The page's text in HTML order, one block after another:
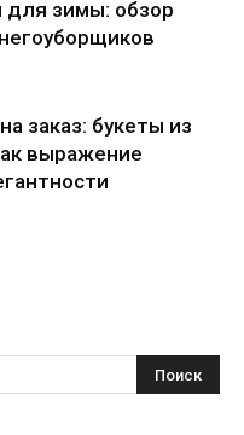
для зимы: обзор
заказ: букеты из
выражение